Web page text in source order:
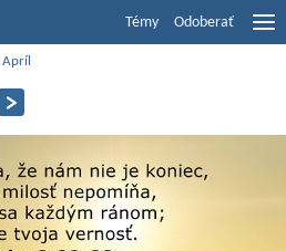
Témy Odoberať
Apríl